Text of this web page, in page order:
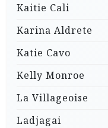
Kaitie Cali
Karina Aldrete
Katie Cavo
Kelly Monroe
La Villageoise
Ladjagai